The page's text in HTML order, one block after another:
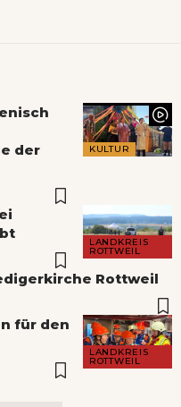
KULTUR
der
LANDKREIS
ROTTWEIL
Rottweil
LANDKREIS
ROTTWEIL
für den